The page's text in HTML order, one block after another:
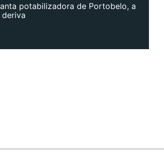
potabilizadora de Portobelo, a
deriva